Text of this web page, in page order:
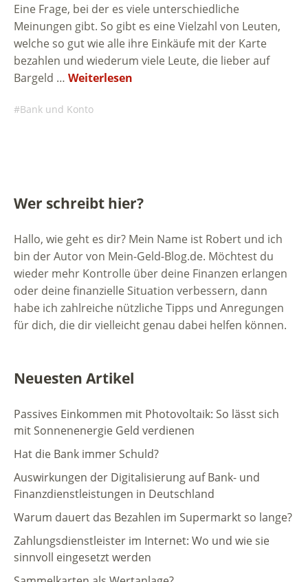
Eine Frage, bei der es viele unterschiedliche
Meinungen gibt. So gibt es eine Vielzahl von Leuten,
welche so gut wie alle ihre Einkäufe mit der Karte
bezahlen und wiederum viele Leute, die lieber auf
Bargeld … Weiterlesen
Bank und Konto
Wer schreibt hier?
Hallo, wie geht es dir? Mein Name ist Robert und ich
bin der Autor von Mein-Geld-Blog.de. Möchtest du
wieder mehr Kontrolle über deine Finanzen erlangen
oder deine finanzielle Situation verbessern, dann
habe ich zahlreiche nützliche Tipps und Anregungen
für dich, die dir vielleicht genau dabei helfen können.
Neuesten Artikel
Passives Einkommen mit Photovoltaik: So lässt sich
mit Sonnenenergie Geld verdienen
Hat die Bank immer Schuld?
Auswirkungen der Digitalisierung auf Bank- und
Finanzdienstleistungen in Deutschland
Warum dauert das Bezahlen im Supermarkt so lange?
Zahlungsdienstleister im Internet: Wo und wie sie
sinnvoll eingesetzt werden